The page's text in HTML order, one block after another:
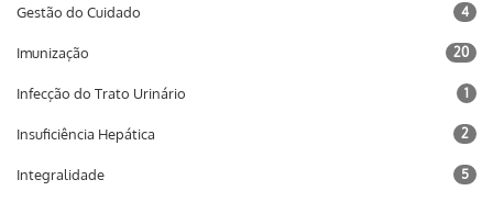
Gestão do Cuidado 4
Imunização 20
Infecção do Trato Urinário 1
Insuficiência Hepática 2
Integralidade 5